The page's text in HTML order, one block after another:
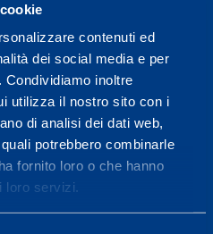
contenuti ed
dei social media e per
inoltre
utilizza il nostro sito con i
di analisi dei dati web,
potrebbero combinarle
fornito loro o che hanno
loro servizi.
il